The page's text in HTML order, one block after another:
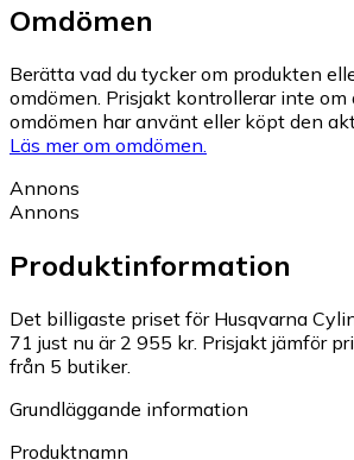
Omdömen
Berätta vad du tycker om produkten
omdömen. Prisjakt kontrollerar inte om
omdömen har använt eller köpt den
Läs mer om omdömen.
Annons
Annons
Produktinformation
Det billigaste priset för Husqvarna
71 just nu är 2 955 kr. Prisjakt jämför
från 5 butiker.
Grundläggande information
Produktnamn